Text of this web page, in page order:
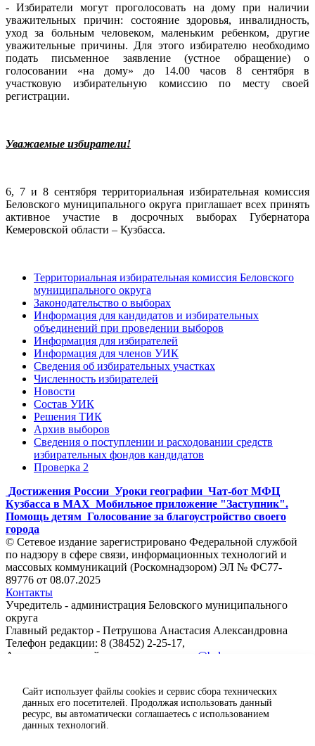
- Избиратели могут проголосовать на дому при наличии
уважительных причин: состояние здоровья, инвалидность,
уход за больным человеком, маленьким ребенком, другие
уважительные причины. Для этого избирателю необходимо
подать письменное заявление (устное обращение) о
голосовании «на дому» до 14.00 часов 8 сентября в
участковую избирательную комиссию по месту своей
регистрации.
Уважаемые избиратели!
6, 7 и 8 сентября территориальная избирательная комиссия
Беловского муниципального округа приглашает всех принять
активное участие в досрочных выборах Губернатора
Кемеровской области – Кузбасса.
Территориальная избирательная комиссия Беловского
муниципального округа
Законодательство о выборах
Информация для кандидатов и избирательных
объединений при проведении выборов
Информация для избирателей
Информация для членов УИК
Сведения об избирательных участках
Численность избирателей
Новости
Состав УИК
Решения ТИК
Архив выборов
Сведения о поступлении и расходовании средств
избирательных фондов кандидатов
Проверка 2
Достижения России Уроки географии Чат-бот МФЦ
Кузбасса в MAX Мобильное приложение "Заступник".
Помощь детям Голосование за благоустройство своего
города
© Сетевое издание зарегистрировано Федеральной службой
по надзору в сфере связи, информационных технологий и
массовых коммуникаций (Роскомнадзором) ЭЛ № ФС77-
89776 от 08.07.2025
Контакты
Учредитель - администрация Беловского муниципального
округа
Главный редактор - Петрушова Анастасия Александровна
Телефон редакции: 8 (38452) 2-25-17,
Адрес электронной почты редакции:
ps@belovorn.ru
Сайт использует файлы cookies и сервис сбора технических
данных его посетителей. Продолжая использовать данный
ресурс, вы автоматически соглашаетесь с использованием
данных технологий.